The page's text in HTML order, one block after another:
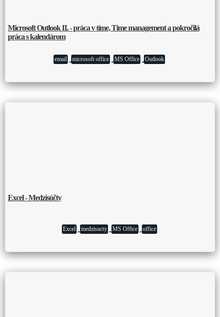
Microsoft Outlook II. - práca v tíme, Time management a pokročilá
práca s kalendárom
email microsoft office MS Office Outlook
Excel - Medzisúčty
Excel medzisucty MS Office office